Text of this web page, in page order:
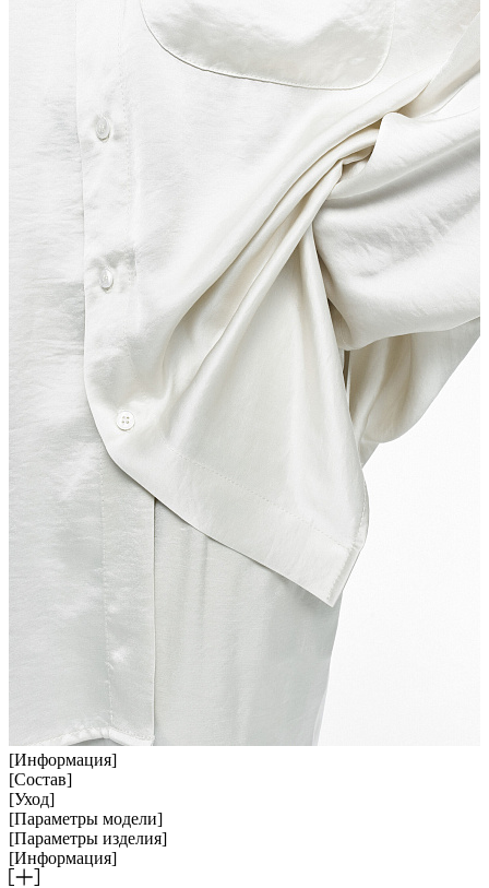
[Информация]
[Состав]
[Уход]
[Параметры модели]
[Параметры изделия]
[Информация]